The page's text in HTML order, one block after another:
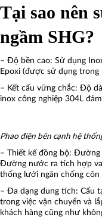
Tại sao nên
ngầm SHG?
– Độ bền cao: Sử dụng
Epoxi (được sử dụng
– Kết cấu vững chắc: Độ
inox công nghiệp 304L
Phao điện bên cạnh hệ
– Thiết kế đồng bộ:
Đường nước ra tích hợp
thống lưới ngăn chống côn
– Đa dạng dung tích: Cấu
trong việc vận chuyển và
khách hàng cũng như